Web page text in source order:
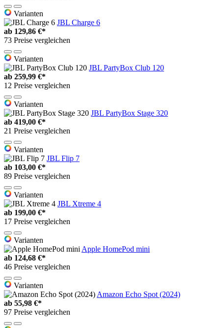
Varianten
JBL Charge 6
ab 129,86 €*
73 Preise vergleichen
Varianten
JBL PartyBox Club 120
ab 259,99 €*
12 Preise vergleichen
Varianten
JBL PartyBox Stage 320
ab 419,00 €*
21 Preise vergleichen
Varianten
JBL Flip 7
ab 103,00 €*
89 Preise vergleichen
Varianten
JBL Xtreme 4
ab 199,00 €*
17 Preise vergleichen
Varianten
Apple HomePod mini
ab 124,68 €*
46 Preise vergleichen
Varianten
Amazon Echo Spot (2024)
ab 55,98 €*
97 Preise vergleichen